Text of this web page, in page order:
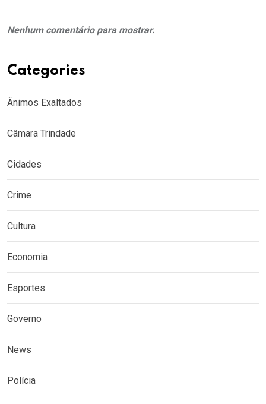
Nenhum comentário para mostrar.
Categories
Ânimos Exaltados
Câmara Trindade
Cidades
Crime
Cultura
Economia
Esportes
Governo
News
Polícia